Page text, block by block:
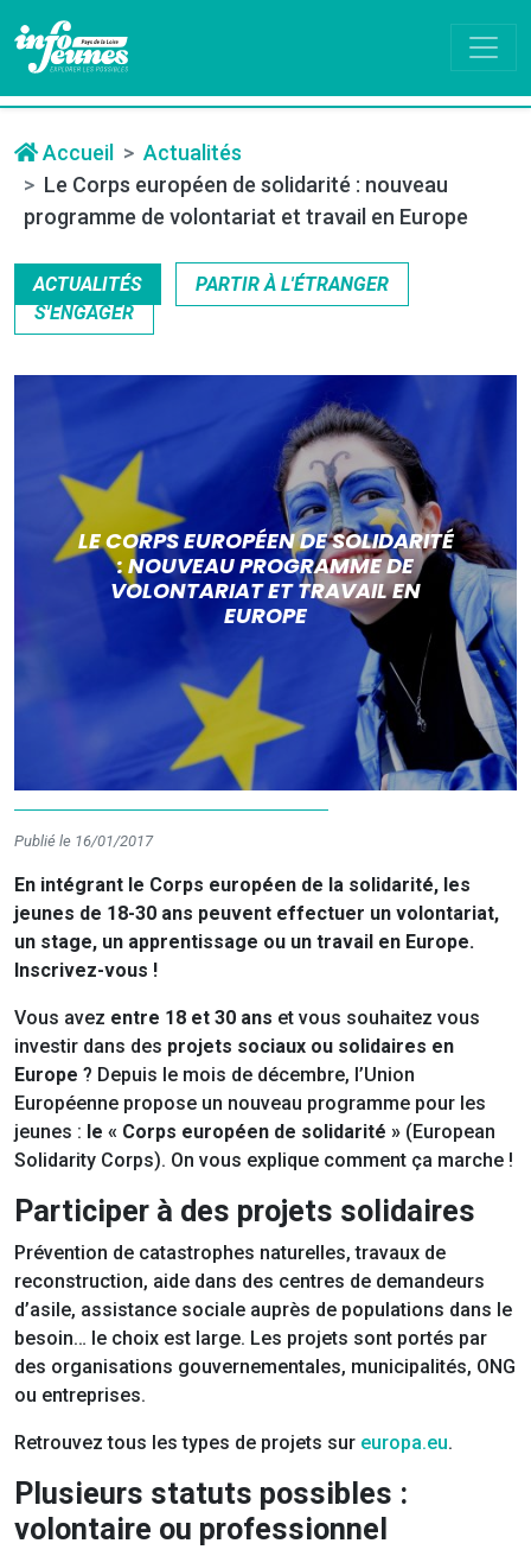
Accueil
Actualités
Le Corps européen de solidarité : nouveau
programme de volontariat et travail en Europe
ACTUALITÉS
PARTIR À L'ÉTRANGER
S'ENGAGER
LE CORPS EUROPÉEN DE SOLIDARITÉ
: NOUVEAU PROGRAMME DE
VOLONTARIAT ET TRAVAIL EN
EUROPE
Publié le 16/01/2017
En intégrant le Corps européen de la solidarité, les
jeunes de 18-30 ans peuvent effectuer un volontariat,
un stage, un apprentissage ou un travail en Europe.
Inscrivez-vous !
Vous avez entre 18 et 30 ans et vous souhaitez vous
investir dans des projets sociaux ou solidaires en
Europe ? Depuis le mois de décembre, l’Union
Européenne propose un nouveau programme pour les
jeunes : le « Corps européen de solidarité » (European
Solidarity Corps). On vous explique comment ça marche !
Participer à des projets solidaires
Prévention de catastrophes naturelles, travaux de
reconstruction, aide dans des centres de demandeurs
d’asile, assistance sociale auprès de populations dans le
besoin… le choix est large. Les projets sont portés par
des organisations gouvernementales, municipalités, ONG
ou entreprises.
Retrouvez tous les types de projets sur europa.eu.
Plusieurs statuts possibles :
volontaire ou professionnel